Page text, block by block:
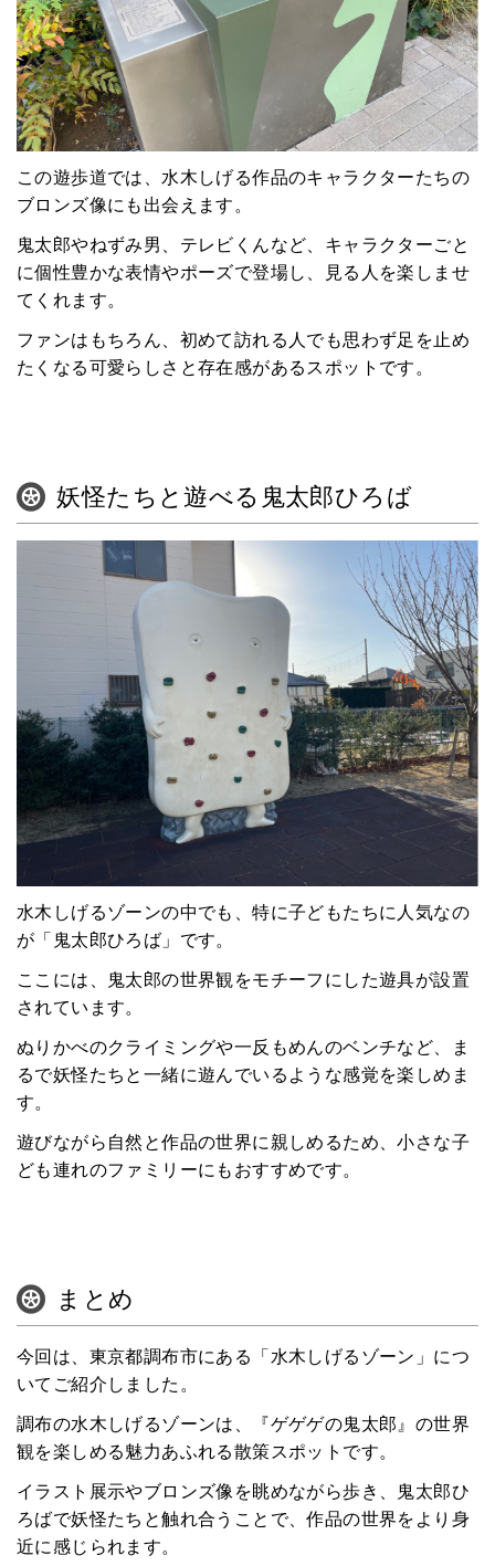
マチネタ
ペットNOW
定額リースプランのご紹介
運営会社
この遊歩道では、水木しげる作品のキャラクターたちの
ブロンズ像にも出会えます。
鬼太郎やねずみ男、テレビくんなど、キャラクターごと
に個性豊かな表情やポーズで登場し、見る人を楽しませ
てくれます。
ファンはもちろん、初めて訪れる人でも思わず足を止め
たくなる可愛らしさと存在感があるスポットです。
妖怪たちと遊べる鬼太郎ひろば
水木しげるゾーンの中でも、特に子どもたちに人気なの
が「鬼太郎ひろば」です。
ここには、鬼太郎の世界観をモチーフにした遊具が設置
されています。
ぬりかべのクライミングや一反もめんのベンチなど、ま
るで妖怪たちと一緒に遊んでいるような感覚を楽しめま
す。
遊びながら自然と作品の世界に親しめるため、小さな子
ども連れのファミリーにもおすすめです。
まとめ
今回は、東京都調布市にある「水木しげるゾーン」につ
いてご紹介しました。
調布の水木しげるゾーンは、『ゲゲゲの鬼太郎』の世界
観を楽しめる魅力あふれる散策スポットです。
イラスト展示やブロンズ像を眺めながら歩き、鬼太郎ひ
ろばで妖怪たちと触れ合うことで、作品の世界をより身
近に感じられます。